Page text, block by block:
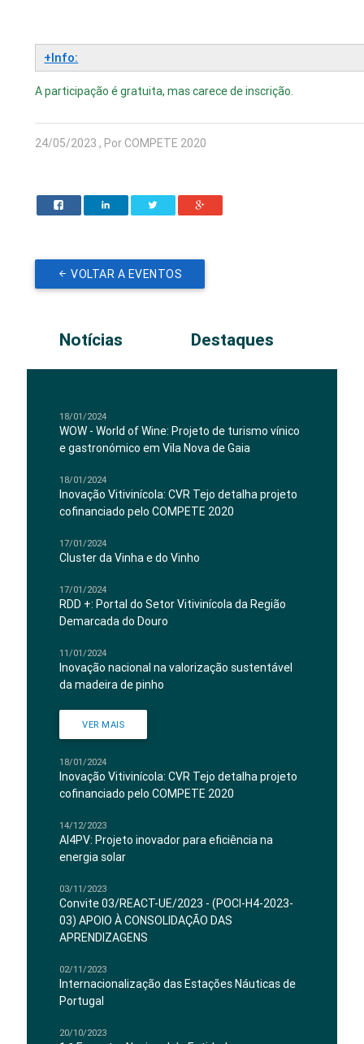
+Info:
A participação é gratuita, mas carece de inscrição.
24/05/2023 , Por COMPETE 2020
VOLTAR A EVENTOS
Notícias Destaques
18/01/2024
WOW - World of Wine: Projeto de turismo vínico
e gastronómico em Vila Nova de Gaia
18/01/2024
Inovação Vitivinícola: CVR Tejo detalha projeto
cofinanciado pelo COMPETE 2020
17/01/2024
Cluster da Vinha e do Vinho
17/01/2024
RDD +: Portal do Setor Vitivinícola da Região
Demarcada do Douro
11/01/2024
Inovação nacional na valorização sustentável
da madeira de pinho
VER MAIS
18/01/2024
Inovação Vitivinícola: CVR Tejo detalha projeto
cofinanciado pelo COMPETE 2020
14/12/2023
AI4PV: Projeto inovador para eficiência na
energia solar
03/11/2023
Convite 03/REACT-UE/2023 - (POCI-H4-2023-
03) APOIO À CONSOLIDAÇÃO DAS
APRENDIZAGENS
02/11/2023
Internacionalização das Estações Náuticas de
Portugal
20/10/2023